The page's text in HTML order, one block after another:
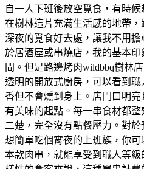
自一人下班後放空覓食，有時
在樹林這片充滿生活感的地帶
深夜的覓食好去處，讓我不用
於居酒屋或串燒店，我的基本
間。但是路邊烤肉wildbbq樹林
透明的開放式廚房，可以看到
香但不會燻到身上。店門口明
有美味的起點。每一串食材都
二楚，完全沒有點餐壓力。對
想簡單吃個宵夜的上班族，你
本款肉串，就能享受到職人等